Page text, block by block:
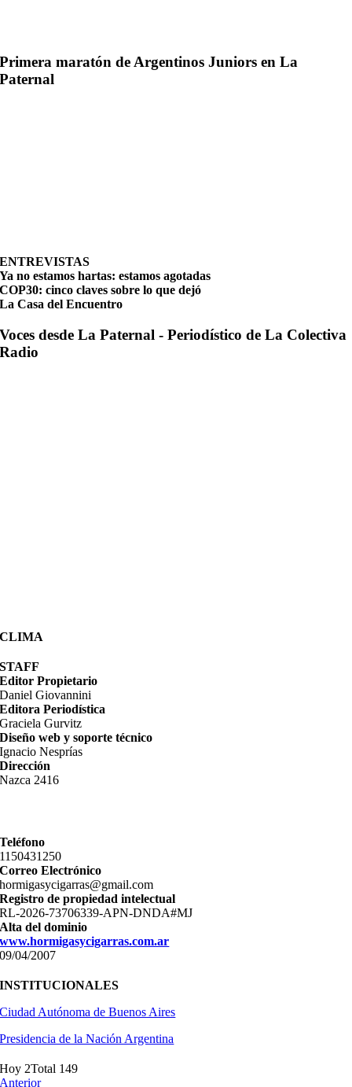
Primera maratón de Argentinos Juniors en La
Paternal
ENTREVISTAS
Ya no estamos hartas: estamos agotadas
COP30: cinco claves sobre lo que dejó
La Casa del Encuentro
Voces desde La Paternal - Periodístico de La Colectiva
Radio
CLIMA
STAFF
Editor Propietario
Daniel Giovannini
Editora Periodística
Graciela Gurvitz
Diseño web y soporte técnico
Ignacio Nesprías
Dirección
Nazca 2416
Teléfono
11­50431250
Correo Electrónico
hormigasycigarras@gmail.com
Registro de propiedad intelectual
RL-2026-73706339-APN-DNDA#MJ
Alta del dominio
www.hormigasycigarras.com.ar
09/04/2007
INSTITUCIONALES
Ciudad Autónoma de Buenos Aires
Presidencia de la Nación Argentina
Hoy 2Total 149
Anterior